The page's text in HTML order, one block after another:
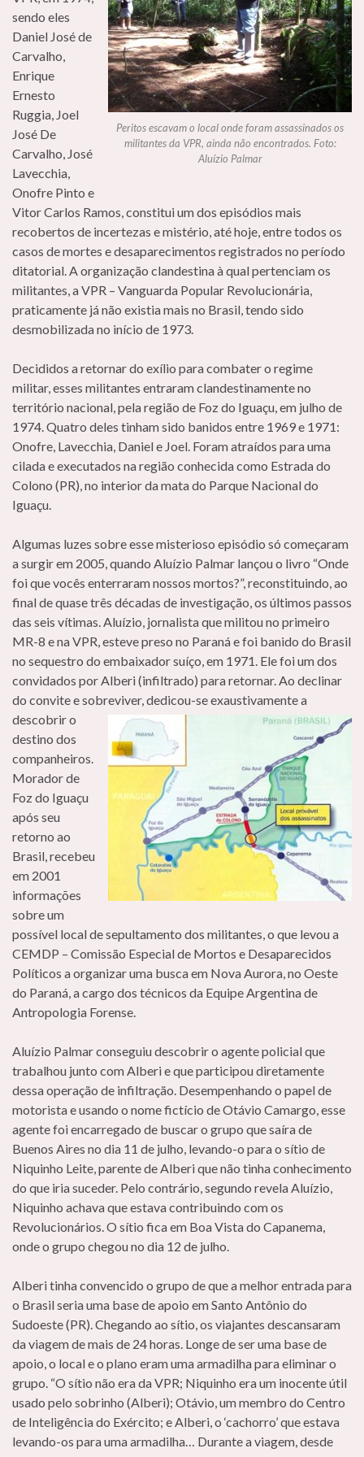
Peritos escavam o local onde foram assassinados os
militantes da VPR, ainda não encontrados. Foto:
Aluízio Palmar
sendo eles
Daniel José de
Carvalho,
Enrique
Ernesto
Ruggia, Joel
José De
Carvalho, José
Lavecchia,
Onofre Pinto e
Vitor Carlos Ramos, constitui um dos episódios mais
recobertos de incertezas e mistério, até hoje, entre todos os
casos de mortes e desaparecimentos registrados no período
ditatorial. A organização clandestina à qual pertenciam os
militantes, a VPR – Vanguarda Popular Revolucionária,
praticamente já não existia mais no Brasil, tendo sido
desmobilizada no início de 1973.
Decididos a retornar do exílio para combater o regime
militar, esses militantes entraram clandestinamente no
território nacional, pela região de Foz do Iguaçu, em julho de
1974. Quatro deles tinham sido banidos entre 1969 e 1971:
Onofre, Lavecchia, Daniel e Joel. Foram atraídos para uma
cilada e executados na região conhecida como Estrada do
Colono (PR), no interior da mata do Parque Nacional do
Iguaçu.
Algumas luzes sobre esse misterioso episódio só começaram
a surgir em 2005, quando Aluízio Palmar lançou o livro “Onde
foi que vocês enterraram nossos mortos?”, reconstituindo, ao
final de quase três décadas de investigação, os últimos passos
das seis vítimas. Aluízio, jornalista que militou no primeiro
MR-8 e na VPR, esteve preso no Paraná e foi banido do Brasil
no sequestro do embaixador suíço, em 1971. Ele foi um dos
convidados por Alberi (infiltrado) para retornar. Ao declinar
do convite e sobreviver, dedicou-seexaustivamente a
descobrir o
destino dos
companheiros.
Morador de
Foz do Iguaçu
após seu
retorno ao
Brasil, recebeu
em 2001
informações
sobre um
possível local de sepultamento dos militantes, o que levou a
CEMDP – Comissão Especial de Mortos e Desaparecidos
Políticos a organizar uma busca em Nova Aurora, no Oeste
do Paraná, a cargo dos técnicos da Equipe Argentina de
Antropologia Forense.
Aluízio Palmar conseguiu descobrir o agente policial que
trabalhou junto com Alberi e que participou diretamente
dessa operação de infiltração. Desempenhando o papel de
motorista e usando o nome fictício de Otávio Camargo, esse
agente foi encarregado de buscar o grupo que saíra de
Buenos Aires no dia 11 de julho, levando-o para o sítio de
Niquinho Leite, parente de Alberi que não tinha conhecimento
do que iria suceder. Pelo contrário, segundo revela Aluízio,
Niquinho achava que estava contribuindo com os
Revolucionários. O sítio fica em Boa Vista do Capanema,
onde o grupo chegou no dia 12 de julho.
Alberi tinha convencido o grupo de que a melhor entrada para
o Brasil seria uma base de apoio em Santo Antônio do
Sudoeste (PR). Chegando ao sítio, os viajantes descansaram
da viagem de mais de 24 horas. Longe de ser uma base de
apoio, o local e o plano eram uma armadilha para eliminar o
grupo. “O sítio não era da VPR; Niquinho era um inocente útil
usado pelo sobrinho (Alberi); Otávio, um membro do Centro
de Inteligência do Exército; e Alberi, o ‘cachorro’ que estava
levando-os para uma armadilha… Durante a viagem, desde